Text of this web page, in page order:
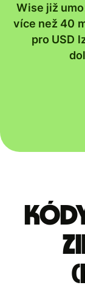
Wise již
více než 40
pro USD